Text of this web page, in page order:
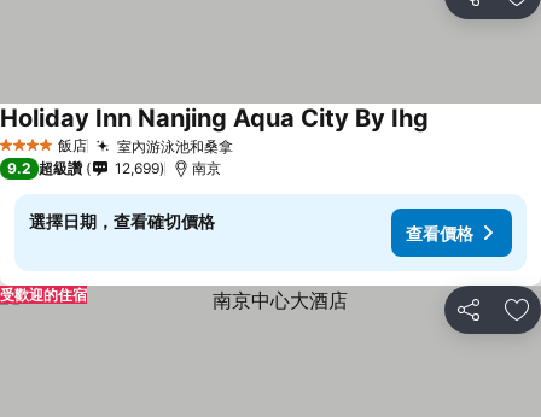
分享 加
4 星級 飯店 室內游泳池和桑拿
Holiday Inn Nanjing Aqua City By Ihg
9.2 超級讚 12,699 南京
選擇日期，查看確切價格
查看價格
分享 加
受歡迎的住宿